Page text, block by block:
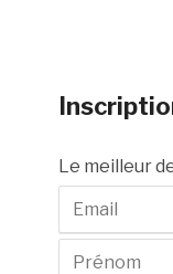
Le meilleur